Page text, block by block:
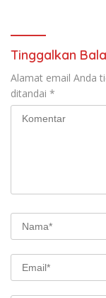
Tinggalkan
Alamat email Anda
ditandai *